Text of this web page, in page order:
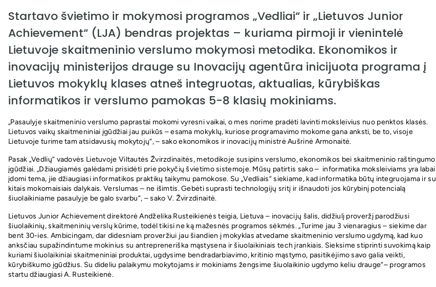
Startavo švietimo ir mokymosi programos „Vedliai“ ir „Lietuvos Junior
Achievement“ (LJA) bendras projektas – kuriama pirmoji ir vienintelė
Lietuvoje skaitmeninio verslumo mokymosi metodika. Ekonomikos ir
inovacijų ministerijos drauge su Inovacijų agentūra inicijuota programa į
Lietuvos mokyklų klases atneš integruotas, aktualias, kūrybiškas
informatikos ir verslumo pamokas 5-8 klasių mokiniams.
„Pasaulyje skaitmeninio verslumo paprastai mokomi vyresni vaikai, o mes norime pradėti lavinti moksleivius nuo penktos klasės.
Lietuvos vaikų skaitmeniniai įgūdžiai jau puikūs – esama mokyklų, kuriose programavimo mokome gana anksti, be to, visoje
Lietuvoje turime tam atsidavusių mokytojų“, – sako ekonomikos ir inovacijų ministrė Aušrinė Armonaitė.
Pasak „Vedlių“ vadovės Lietuvoje Viltautės Žvirzdinaitės, metodikoje susipins verslumo, ekonomikos bei skaitmeninio raštingumo
įgūdžiai. „Džiaugiamės galėdami prisidėti prie pokyčių švietimo sistemoje. Mūsų patirtis sako – informatika moksleiviams yra labai
įdomi tema, jie džiaugiasi informatikos praktikų taikymu pamokose. Su „Vedliais“ siekiame, kad informatika būtų integruojama ir su
kitais mokomaisiais dalykais. Verslumas – ne išimtis. Gebėti suprasti technologijų sritį ir išnaudoti jos kūrybinį potencialą
šiuolaikiniame pasaulyje be galo svarbu“, – sako V. Žvirzdinaitė.
Lietuvos Junior Achievement direktorė Andželika Rusteikienės teigia, Lietuva – inovacijų šalis, didžiulį proveržį parodžiusi
šiuolaikinių, skaitmeninių verslų kūrime, todėl tikisi ne ką mažesnės programos sėkmės. „Turime jau 3 vienaragius – siekime dar
bent 30-ies. Ambicingam, dar didesniam proveržiui jau šiandien į mokyklas atvedame skaitmeninio verslumo ugdymą, kad kuo
anksčiau supažindintume mokinius su antrepreneriška mąstysena ir šiuolaikiniais tech įrankiais. Sieksime stiprinti suvokimą kaip
kuriami šiuolaikiniai skaitmeniniai produktai, ugdysime bendradarbiavimo, kritinio mąstymo, pasitikėjimo savo galia veikti,
kūrybiškumo įgūdžius. Su dideliu palaikymu mokytojams ir mokiniams žengsime šiuolaikinio ugdymo keliu drauge“– programos
startu džiaugiasi A. Rusteikienė.